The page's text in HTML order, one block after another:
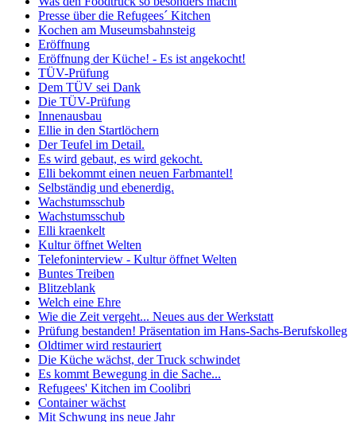
Presse über die Refugees´ Kitchen
Kochen am Museumsbahnsteig
Eröffnung
Eröffnung der Küche! - Es ist angekocht!
TÜV-Prüfung
Dem TÜV sei Dank
Die TÜV-Prüfung
Innenausbau
Ellie in den Startlöchern
Der Teufel im Detail.
Es wird gebaut, es wird gekocht.
Elli bekommt einen neuen Farbmantel!
Selbständig und ebenerdig.
Wachstumsschub
Wachstumsschub
Elli kraenkelt
Kultur öffnet Welten
Telefoninterview - Kultur öffnet Welten
Buntes Treiben
Blitzeblank
Welch eine Ehre
Wie die Zeit vergeht... Neues aus der Werkstatt
Prüfung bestanden! Präsentation im Hans-Sachs-Berufskolleg
Oldtimer wird restauriert
Die Küche wächst, der Truck schwindet
Es kommt Bewegung in die Sache...
Refugees' Kitchen im Coolibri
Container wächst
Mit Schwung ins neue Jahr